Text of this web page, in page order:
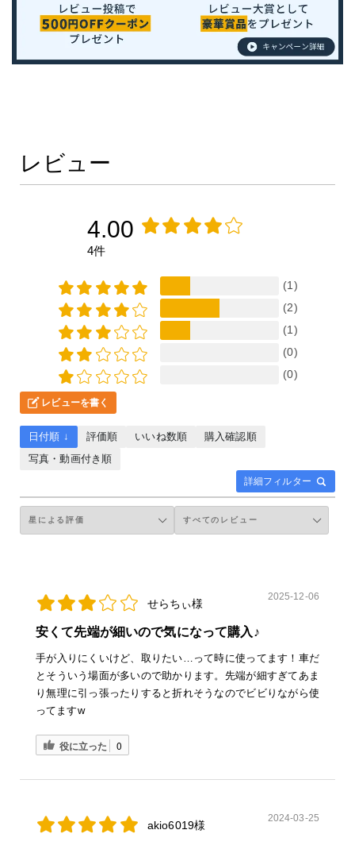
レビュー
4.00
4件
(1)
(2)
(1)
(0)
(0)
レビューを書く
詳細フィルター
日付順 ↓ 評価順 いいね数順
購入確認順
写真・動画付き順
せらちぃ様
2025-12-06
安くて先端が細いので気になって購入♪
手が入りにくいけど、取りたい…って時に使ってます！車だ
とそういう場面が多いので助かります。先端が細すぎてあま
り無理に引っ張ったりすると折れそうなのでビビりながら使
ってますw
役に立った 0
akio6019様
2024-03-25